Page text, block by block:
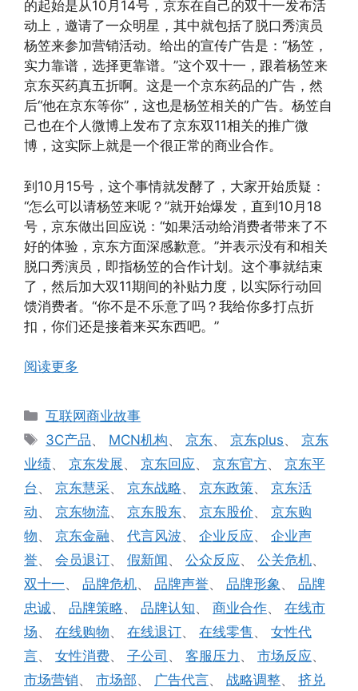
的起始是从10月14号，京东在自己的双十一发布活
动上，邀请了一众明星，其中就包括了脱口秀演员
杨笠来参加营销活动。给出的宣传广告是：“杨笠，
实力靠谱，选择更靠谱。”这个双十一，跟着杨笠来
京东买药真五折啊。这是一个京东药品的广告，然
后“他在京东等你”，这也是杨笠相关的广告。杨笠自
己也在个人微博上发布了京东双11相关的推广微
博，这实际上就是一个很正常的商业合作。
到10月15号，这个事情就发酵了，大家开始质疑：
“怎么可以请杨笠来呢？”就开始爆发，直到10月18
号，京东做出回应说：“如果活动给消费者带来了不
好的体验，京东方面深感歉意。”并表示没有和相关
脱口秀演员，即指杨笠的合作计划。这个事就结束
了，然后加大双11期间的补贴力度，以实际行动回
馈消费者。“你不是不乐意了吗？我给你多打点折
扣，你们还是接着来买东西吧。”
阅读更多
分
类
互联网商业故事
标
签
3C产品、 MCN机构、京东、京东plus、京东
业绩、 京东发展、 京东回应、 京东官方、 京东平
台 、 京东慧采、 京东战略、 京东政策、 京东活
动、 京东物流、 京东股东、 京东股价、 京东购
物、 京东金融、 代言风波、 企业反应、 企业声
誉、 会员退订、 假新闻、 公众反应、 公关危机、
双十一、 品牌危机、 品牌声誉、 品牌形象、 品牌
忠诚、 品牌策略、 品牌认知、 商业合作、 在线市
场、 在线购物、 在线退订、 在线零售 、 女性代
言、 女性消费、 子公司 、 客服压力 、 市场反应、
市场营销、 市场部、 广告代言、 战略调整、 挤兑